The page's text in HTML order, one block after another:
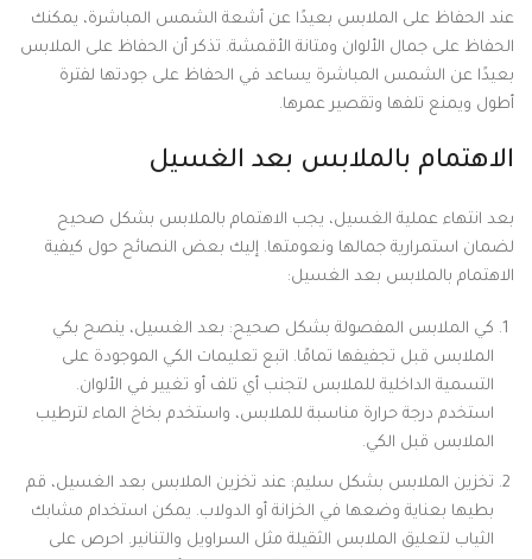
عند الحفاظ على الملابس بعيدًا عن أشعة الشمس المباشرة، يمكنك
الحفاظ على جمال الألوان ومتانة الأقمشة. تذكر أن الحفاظ على الملابس
بعيدًا عن الشمس المباشرة يساعد في الحفاظ على جودتها لفترة
أطول ويمنع تلفها وتقصير عمرها.
الاهتمام بالملابس بعد الغسيل
بعد انتهاء عملية الغسيل، يجب الاهتمام بالملابس بشكل صحيح
لضمان استمرارية جمالها ونعومتها. إليك بعض النصائح حول كيفية
الاهتمام بالملابس بعد الغسيل:
كي الملابس المفصولة بشكل صحيح: بعد الغسيل، ينصح بكي
الملابس قبل تجفيفها تمامًا. اتبع تعليمات الكي الموجودة على
التسمية الداخلية للملابس لتجنب أي تلف أو تغيير في الألوان.
استخدم درجة حرارة مناسبة للملابس، واستخدم بخاخ الماء لترطيب
الملابس قبل الكي.
تخزين الملابس بشكل سليم: عند تخزين الملابس بعد الغسيل، قم
بطيها بعناية وضعها في الخزانة أو الدولاب. يمكن استخدام مشابك
الثياب لتعليق الملابس الثقيلة مثل السراويل والتنانير. احرص على